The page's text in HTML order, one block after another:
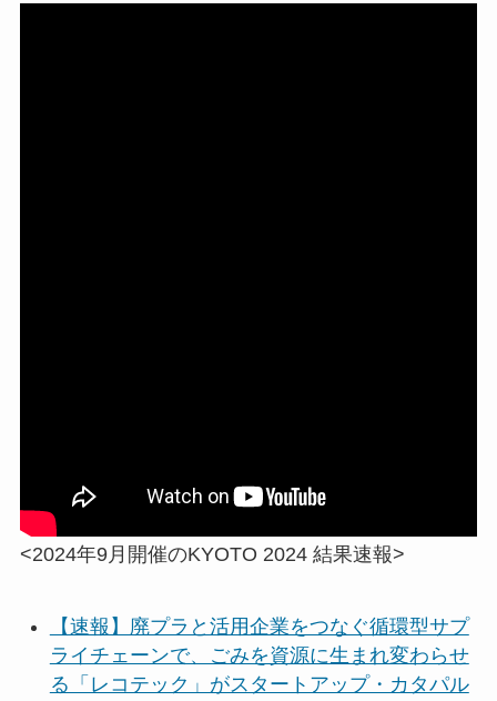
<2024年9月開催のKYOTO 2024 結果速報>
【速報】廃プラと活用企業をつなぐ循環型サプ
ライチェーンで、ごみを資源に生まれ変わらせ
る「レコテック」がスタートアップ・カタパル